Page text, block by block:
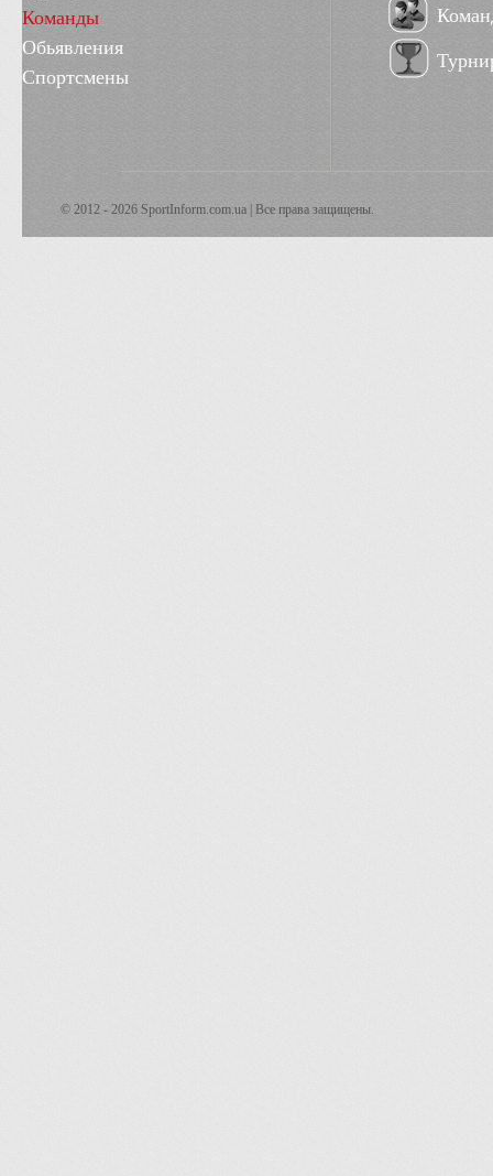
Команды
Обьявления
Спортсмены
© 2012 - 2026 SportInform.com.ua | Все права защищены.